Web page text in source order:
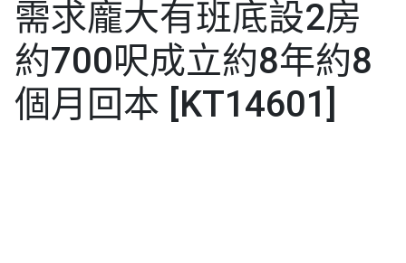
需求龐大有班底設2房
約700呎成立約8年約8
個月回本 [KT14601]